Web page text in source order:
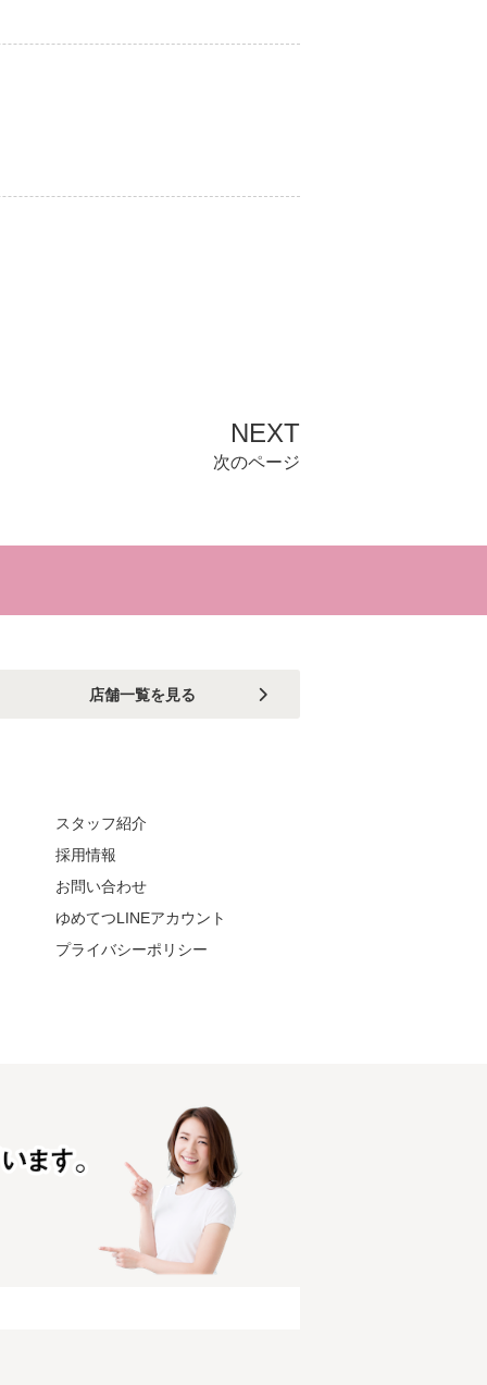
NEXT
次のページ
店舗一覧を見る
スタッフ紹介
採用情報
お問い合わせ
ゆめてつLINEアカウント
プライバシーポリシー